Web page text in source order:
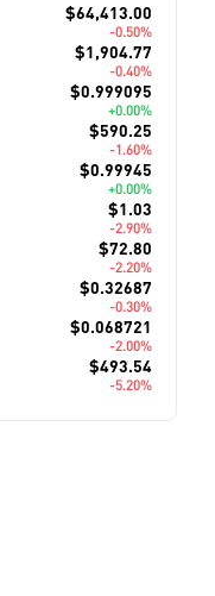
$64,413.00
-0.50%
$1,904.77
-0.40%
$0.999095
+0.00%
$590.25
-1.60%
$0.99945
+0.00%
$1.03
-2.90%
$72.80
-2.20%
$0.32687
-0.30%
$0.068721
-2.00%
$493.54
-5.20%